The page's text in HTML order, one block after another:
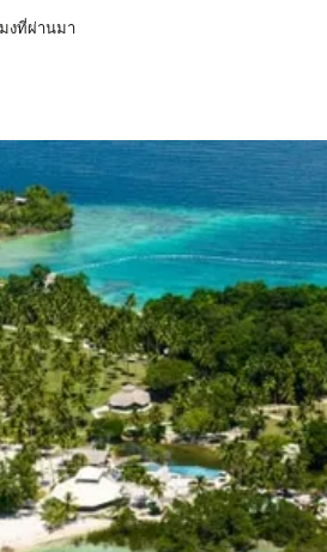
งที่ผ่านมา